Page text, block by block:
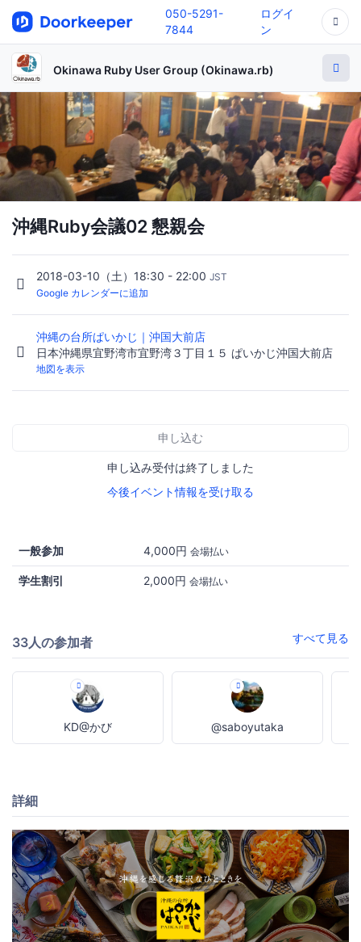
050-5291-
7844
ログイ
ン
Okinawa Ruby User Group (Okinawa.rb)
沖縄Ruby会議02 懇親会
2018-03-10（土）18:30 - 22:00 JST
Google カレンダーに追加
沖縄の台所ぱいかじ｜沖国大前店
日本沖縄県宜野湾市宜野湾３丁目１５ ぱいかじ沖国大前店
地図を表示
申し込む
申し込み受付は終了しました
今後イベント情報を受け取る
一般参加 4,000円 会場払い
学生割引 2,000円 会場払い
33人の参加者 すべて見る
KD@かび @saboyutaka
詳細